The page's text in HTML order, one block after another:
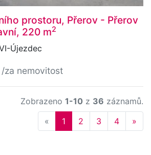
prostoru, Přerov - Přerov
220 m2
Újezdec
/za nemovitost
Zobrazeno 1-10 z 36 záznamů.
« Previous
1 2 3 4 »